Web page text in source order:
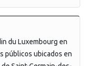
du Luxembourg en
públicos ubicados en